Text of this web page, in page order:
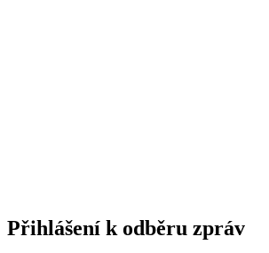
Přihlášení k odběru zpráv